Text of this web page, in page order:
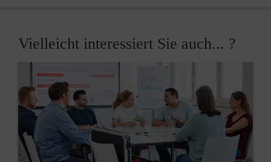
Vielleicht interessiert Sie auch... ?